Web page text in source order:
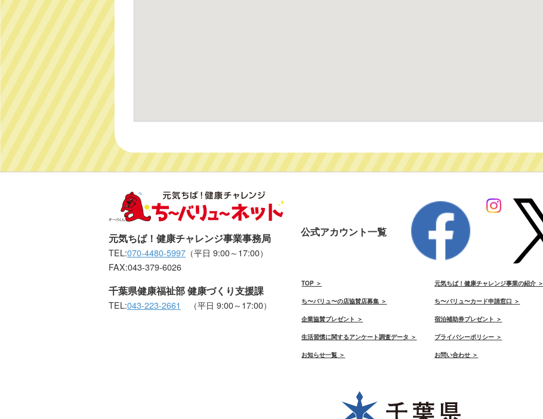
元気ちば！健康チャレンジ事業事務局
TEL:070-4480-5997 （平日 9:00～17:00）
FAX:043-379-6026
千葉県健康福祉部 健康づくり支援課
TEL:043-223-2661 （平日 9:00～17:00）
公式アカウント一覧
TOP ＞ 元気ちば！健康チャレンジ事業の紹介 ＞
ち〜バリュ〜の店協賛店募集 ＞ ち〜バリュ〜カード申請窓口 ＞
企業協賛プレゼント ＞ 宿泊補助券プレゼント ＞
生活習慣に関するアンケート調査データ ＞ プライバシーポリシー ＞
お知らせ一覧 ＞ お問い合わせ ＞